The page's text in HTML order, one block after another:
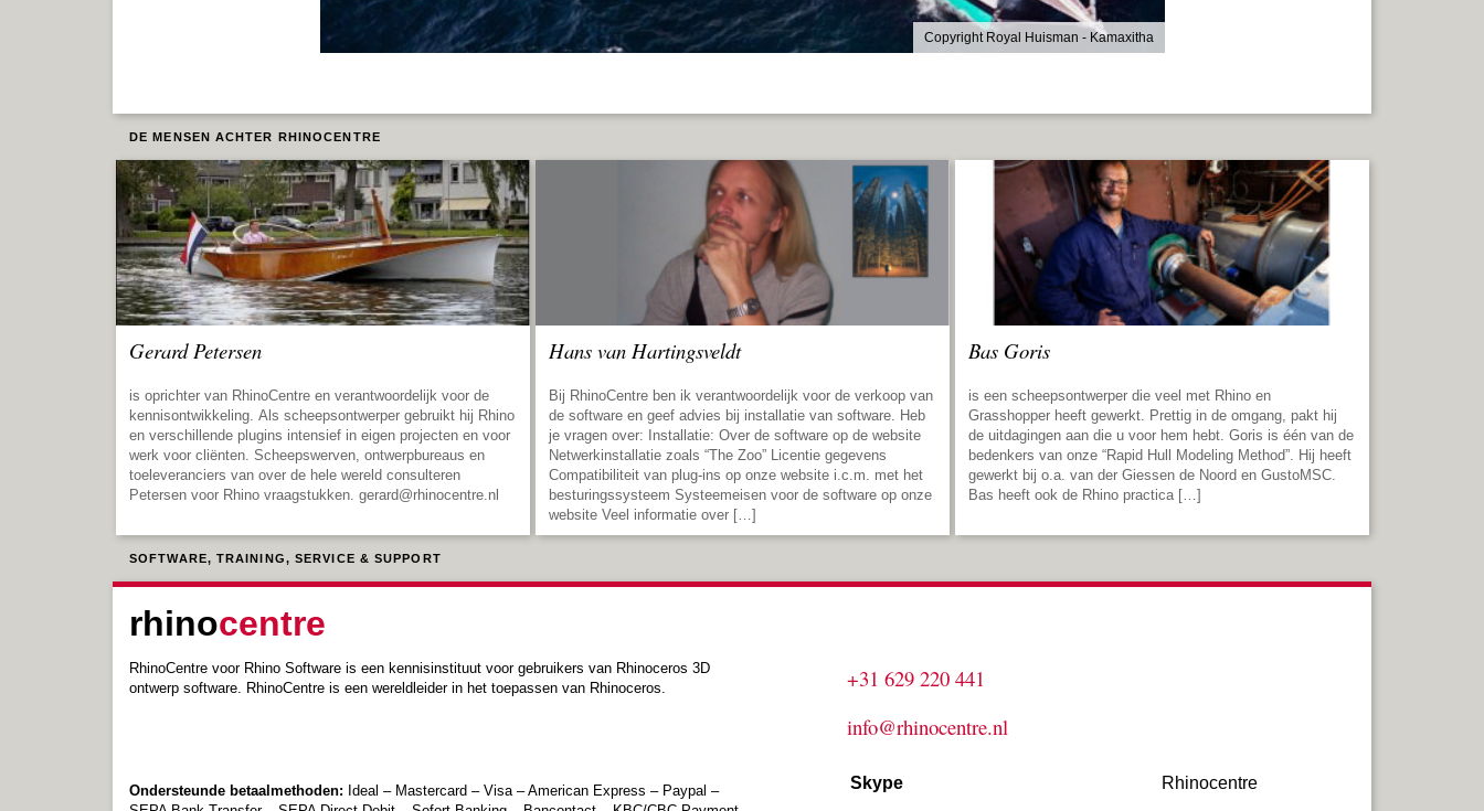
Copyright Royal Huisman - Kamaxitha
DE MENSEN ACHTER RHINOCENTRE
Gerard Petersen
is oprichter van RhinoCentre en verantwoordelijk voor de
kennisontwikkeling. Als scheepsontwerper gebruikt hij Rhino
en verschillende plugins intensief in eigen projecten en voor
werk voor cliënten. Scheepswerven, ontwerpbureaus en
toeleveranciers van over de hele wereld consulteren
Petersen voor Rhino vraagstukken. gerard@rhinocentre.nl
Hans van Hartingsveldt
Bij RhinoCentre ben ik verantwoordelijk voor de verkoop van
de software en geef advies bij installatie van software. Heb
je vragen over: Installatie: Over de software op de website
Netwerkinstallatie zoals “The Zoo” Licentie gegevens
Compatibiliteit van plug-ins op onze website i.c.m. met het
besturingssysteem Systeemeisen voor de software op onze
website Veel informatie over […]
Bas Goris
is een scheepsontwerper die veel met Rhino en
Grasshopper heeft gewerkt. Prettig in de omgang, pakt hij
de uitdagingen aan die u voor hem hebt. Goris is één van de
bedenkers van onze “Rapid Hull Modeling Method”. Hij heeft
gewerkt bij o.a. van der Giessen de Noord en GustoMSC.
Bas heeft ook de Rhino practica […]
SOFTWARE, TRAINING, SERVICE & SUPPORT
rhinocentre
RhinoCentre voor Rhino Software is een kennisinstituut voor gebruikers van Rhinoceros 3D
ontwerp software. RhinoCentre is een wereldleider in het toepassen van Rhinoceros.
Ondersteunde betaalmethoden: Ideal – Mastercard – Visa – American Express – Paypal –
+31 629 220 441
info@rhinocentre.nl
Skype Rhinocentre